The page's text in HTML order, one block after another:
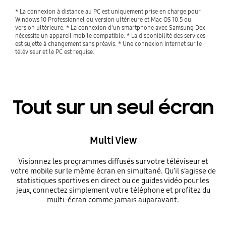
* La connexion à distance au PC est uniquement prise en charge pour
Windows 10 Professionnel ou version ultérieure et Mac OS 10.5 ou
version ultérieure. * La connexion d'un smartphone avec Samsung Dex
nécessite un appareil mobile compatible. * La disponibilité des services
est sujette à changement sans préavis. * Une connexion Internet sur le
téléviseur et le PC est requise.
Tout sur un seul écran
Multi View
Visionnez les programmes diffusés sur votre téléviseur et
votre mobile sur le même écran en simultané. Qu’il s’agisse de
statistiques sportives en direct ou de guides vidéo pour les
jeux, connectez simplement votre téléphone et profitez du
multi-écran comme jamais auparavant.